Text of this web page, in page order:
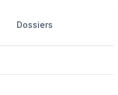
Dossiers